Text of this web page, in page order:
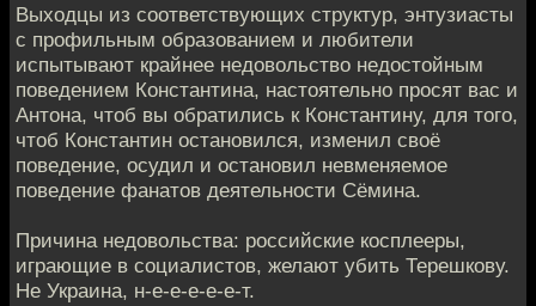
Выходцы из соответствующих структур, энтузиасты
с профильным образованием и любители
испытывают крайнее недовольство недостойным
поведением Константина, настоятельно просят вас и
Антона, чтоб вы обратились к Константину, для того,
чтоб Константин остановился, изменил своё
поведение, осудил и остановил невменяемое
поведение фанатов деятельности Сёмина.
Причина недовольства: российские косплееры,
играющие в социалистов, желают убить Терешкову.
Не Украина, н-е-е-е-е-е-т.